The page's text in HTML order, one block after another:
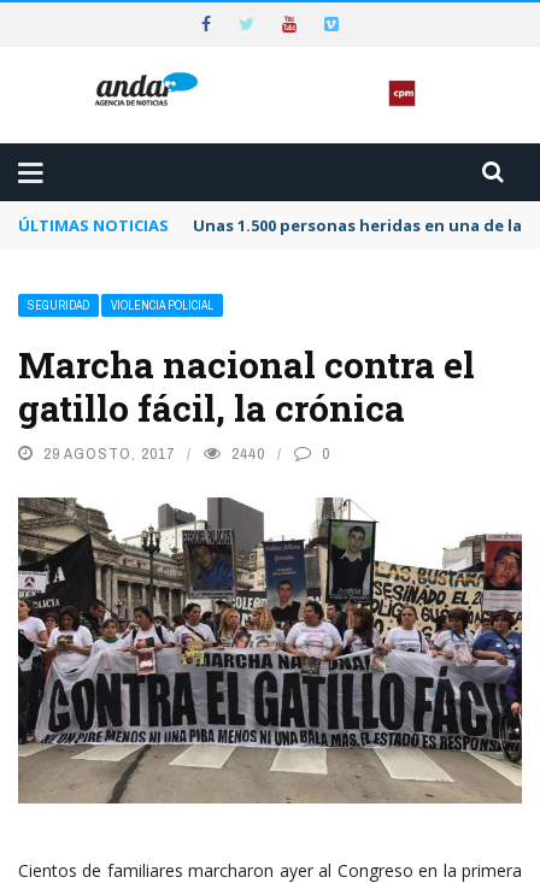
ÚLTIMAS NOTICIAS Unas 1.500 personas heridas en una de
SEGURIDAD VIOLENCIA POLICIAL
Marcha nacional contra el
gatillo fácil, la crónica
29 AGOSTO, 2017 2440 0
Cientos de familiares marcharon ayer al Congreso en la primera